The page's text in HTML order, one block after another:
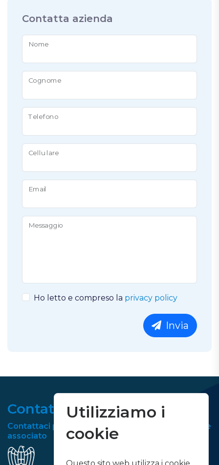
Contatta azienda
Nome
Cognome
Telefono
Cellulare
Email
Messaggio
Ho letto e compreso la privacy policy
Invia
Utilizziamo i
cookie
Contatti
Contattaci per richiedere informazioni o diventare
associato